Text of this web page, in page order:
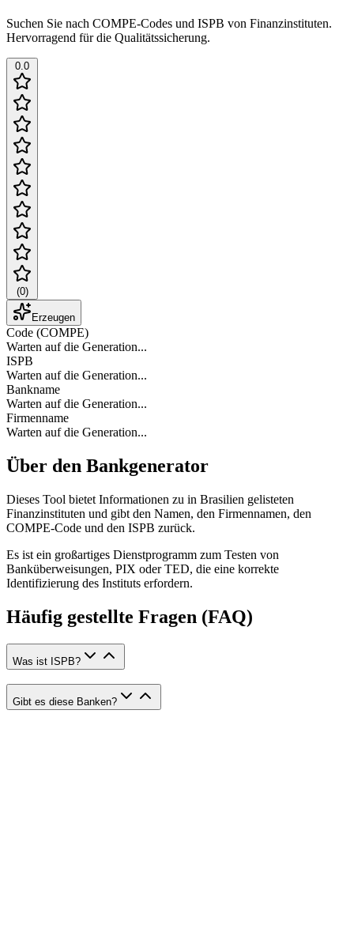
Suchen Sie nach COMPE-Codes und ISPB von Finanzinstituten.
Hervorragend für die Qualitätssicherung.
0.0
(0)
Erzeugen
Code (COMPE)
Warten auf die Generation...
ISPB
Warten auf die Generation...
Bankname
Warten auf die Generation...
Firmenname
Warten auf die Generation...
Über den Bankgenerator
Dieses Tool bietet Informationen zu in Brasilien gelisteten
Finanzinstituten und gibt den Namen, den Firmennamen, den
COMPE-Code und den ISPB zurück.
Es ist ein großartiges Dienstprogramm zum Testen von
Banküberweisungen, PIX oder TED, die eine korrekte
Identifizierung des Instituts erfordern.
Häufig gestellte Fragen (FAQ)
Was ist ISPB?
Gibt es diese Banken?